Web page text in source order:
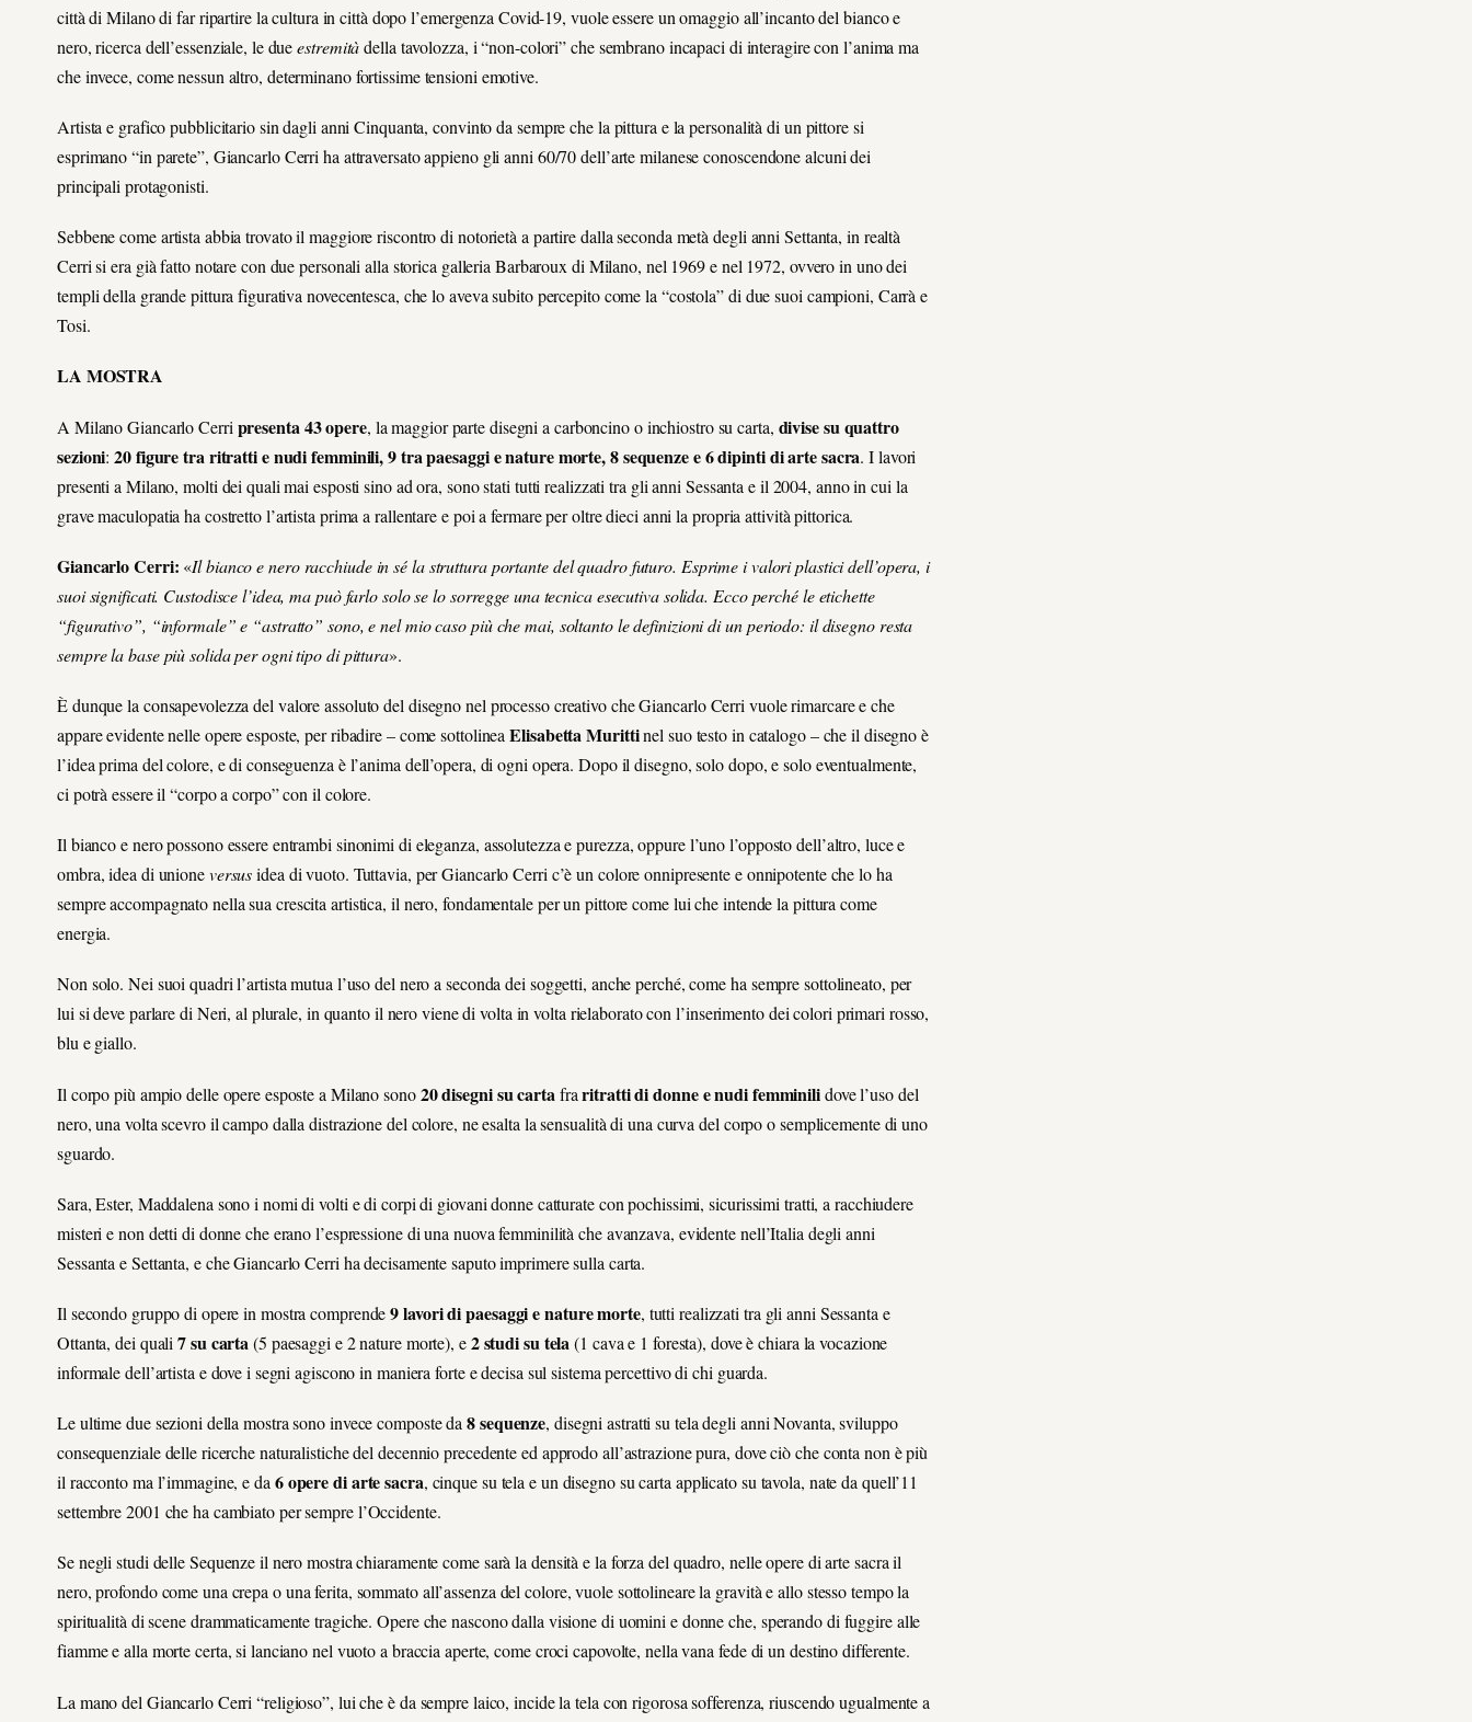
città di Milano di far ripartire la cultura in città dopo l’emergenza Covid-19, vuole essere un omaggio all’incanto del bianco e
nero, ricerca dell’essenziale, le dueestremitàdella tavolozza, i “non-colori” che sembrano incapaci di interagire con l’anima ma
che invece, come nessun altro, determinano fortissime tensioni emotive.
Artista e grafico pubblicitario sin dagli anni Cinquanta, convinto da sempre che la pittura e la personalità di un pittore si
esprimano “in parete”, Giancarlo Cerri ha attraversato appieno gli anni 60/70 dell’arte milanese conoscendone alcuni dei
principali protagonisti.
Sebbene come artista abbia trovato il maggiore riscontro di notorietà a partire dalla seconda metà degli anni Settanta, in realtà
Cerri si era già fatto notare con due personali alla storica galleria Barbaroux di Milano, nel 1969 e nel 1972, ovvero in uno dei
templi della grande pittura figurativa novecentesca, che lo aveva subito percepito come la “costola” di due suoi campioni, Carrà e
Tosi.
LA MOSTRA
A Milano Giancarlo Cerri presenta 43 opere, la maggior parte disegni a carboncino o inchiostro su carta, divise su quattro
sezioni:20 figure tra ritratti e nudi femminili, 9 tra paesaggi e nature morte, 8 sequenze e 6 dipinti di arte sacra. I lavori
presenti a Milano, molti dei quali mai esposti sino ad ora, sono stati tutti realizzati tra gli anni Sessanta e il 2004, anno in cui la
grave maculopatia ha costretto l’artista prima a rallentare e poi a fermare per oltre dieci anni la propria attività pittorica.
Giancarlo Cerri: «Il bianco e nero racchiude in sé la struttura portante del quadro futuro. Esprime i valori plastici dell’opera, i
suoi significati. Custodisce l’idea, ma può farlo solo se lo sorregge una tecnica esecutiva solida. Ecco perché le etichette
“figurativo”, “informale” e “astratto” sono, e nel mio caso più che mai, soltanto le definizioni di un periodo: il disegno resta
sempre la base più solida per ogni tipo di pittura».
È dunque la consapevolezza del valore assoluto del disegno nel processo creativo che Giancarlo Cerri vuole rimarcare e che
appare evidente nelle opere esposte, per ribadire – come sottolineaElisabetta Murittinel suo testo in catalogo – che il disegno è
l’idea prima del colore, e di conseguenza è l’anima dell’opera, di ogni opera. Dopo il disegno, solo dopo, e solo eventualmente,
ci potrà essere il “corpo a corpo” con il colore.
Il bianco e nero possono essere entrambi sinonimi di eleganza, assolutezza e purezza, oppure l’uno l’opposto dell’altro, luce e
ombra, idea di unioneversusidea di vuoto. Tuttavia, per Giancarlo Cerri c’è un colore onnipresente e onnipotente che lo ha
sempre accompagnato nella sua crescita artistica, il nero, fondamentale per un pittore come lui che intende la pittura come
energia.
Non solo. Nei suoi quadri l’artista mutua l’uso del nero a seconda dei soggetti, anche perché, come ha sempre sottolineato, per
lui si deve parlare di Neri, al plurale, in quanto il nero viene di volta in volta rielaborato con l’inserimento dei colori primari rosso,
blu e giallo.
Il corpo più ampio delle opere esposte a Milano sono20 disegni su carta fraritratti di donne e nudi femminilidove l’uso del
nero, una volta scevro il campo dalla distrazione del colore, ne esalta la sensualità di una curva del corpo o semplicemente di uno
sguardo.
Sara, Ester, Maddalena sono i nomi di volti e di corpi di giovani donne catturate con pochissimi, sicurissimi tratti, a racchiudere
misteri e non detti di donne che erano l’espressione di una nuova femminilità che avanzava, evidente nell’Italia degli anni
Sessanta e Settanta, e che Giancarlo Cerri ha decisamente saputo imprimere sulla carta.
Il secondo gruppo di opere in mostra comprende9 lavori di paesaggi e nature morte, tutti realizzati tra gli anni Sessanta e
Ottanta, dei quali7 su carta(5 paesaggi e 2 nature morte), e2 studi su tela(1 cava e 1 foresta), dove è chiara la vocazione
informale dell’artista e dove i segni agiscono in maniera forte e decisa sul sistema percettivo di chi guarda.
Le ultime due sezioni della mostra sono invece composte da8 sequenze, disegni astratti su tela degli anni Novanta, sviluppo
consequenziale delle ricerche naturalistiche del decennio precedente ed approdo all’astrazione pura, dove ciò che conta non è più
il racconto ma l’immagine, e da 6 opere di arte sacra, cinque su tela e un disegno su carta applicato su tavola, nate da quell’11
settembre 2001 che ha cambiato per sempre l’Occidente.
Se negli studi delle Sequenze il nero mostra chiaramente come sarà la densità e la forza del quadro, nelle opere di arte sacra il
nero, profondo come una crepa o una ferita, sommato all’assenza del colore, vuole sottolineare la gravità e allo stesso tempo la
spiritualità di scene drammaticamente tragiche. Opere che nascono dalla visione di uomini e donne che, sperando di fuggire alle
fiamme e alla morte certa, si lanciano nel vuoto a braccia aperte, come croci capovolte, nella vana fede di un destino differente.
La mano del Giancarlo Cerri “religioso”, lui che è da sempre laico, incide la tela con rigorosa sofferenza, riuscendo ugualmente a